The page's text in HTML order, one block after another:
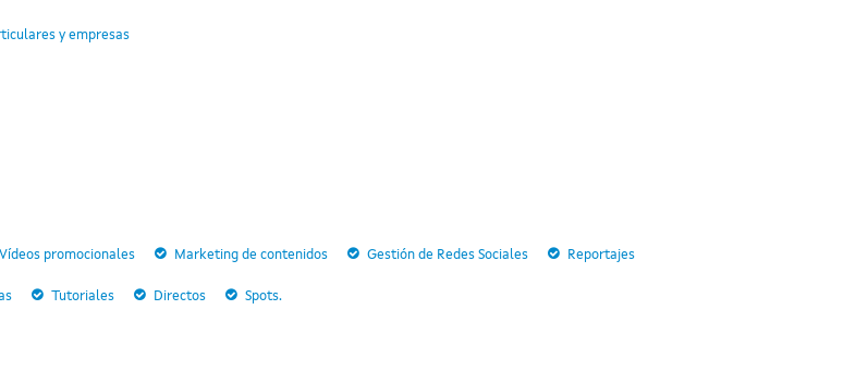
y empresas
Vídeos promocionales Marketing de contenidos Gestión de Redes Sociales Reportajes
Tutoriales Directos Spots.